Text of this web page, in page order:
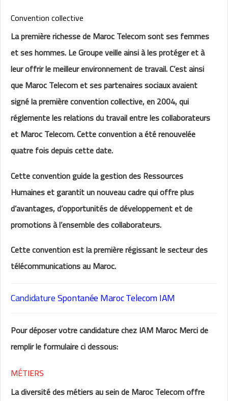
Convention collective
La première richesse de Maroc Telecom sont ses femmes
et ses hommes. Le Groupe veille ainsi à les protéger et à
leur offrir le meilleur environnement de travail. C’est ainsi
que Maroc Telecom et ses partenaires sociaux avaient
signé la première convention collective, en 2004, qui
réglemente les relations du travail entre les collaborateurs
et Maroc Telecom. Cette convention a été renouvelée
quatre fois depuis cette date.
Cette convention guide la gestion des Ressources
Humaines et garantit un nouveau cadre qui offre plus
d’avantages, d’opportunités de développement et de
promotions à l’ensemble des collaborateurs.
Cette convention est la première régissant le secteur des
télécommunications au Maroc.
CandidatureSpontanée Maroc Telecom IAM
Pour déposer votre candidature chez IAM Maroc Merci de
remplir le formulaire ci dessous:
MÉTIERS
La diversité des métiers au sein de Maroc Telecom offre